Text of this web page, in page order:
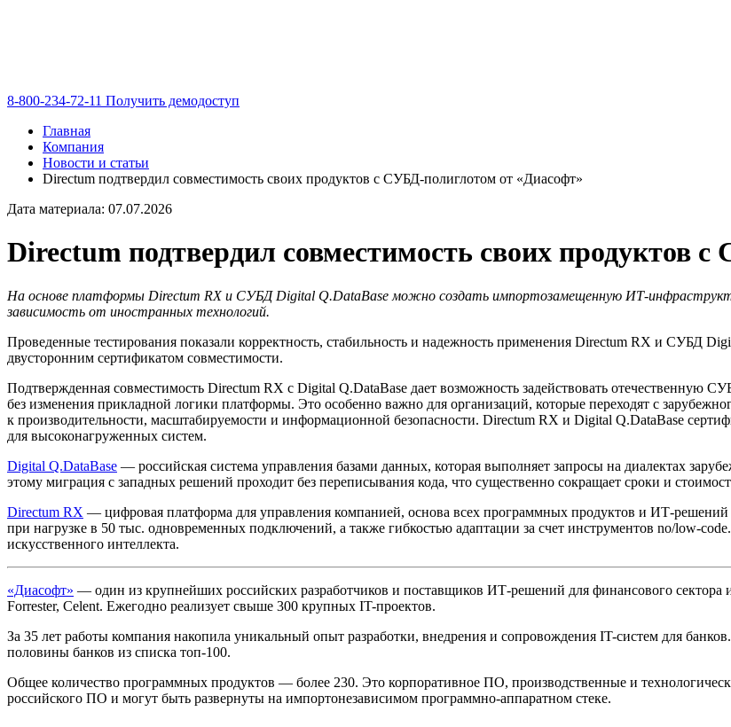
8-800-234-72-11 Получить демодоступ
Главная
Компания
Новости и статьи
Directum подтвердил совместимость своих продуктов с СУБД-полиглотом от «Диасофт»
Дата материала: 07.07.2026
Directum подтвердил совместимость своих продуктов
На основе платформы Directum RX и СУБД Digital Q.DataBase можно создать импортозамещенную ИТ-
зависимость от иностранных технологий.
Проведенные тестирования показали корректность, стабильность и надежность применения Directum RX и СУБД
двусторонним сертификатом совместимости.
Подтвержденная совместимость Directum RX с Digital Q.DataBase дает возможность задействовать
без изменения прикладной логики платформы. Это особенно важно для организаций, которые переходят с
к производительности, масштабируемости и информационной безопасности. Directum RX и Digital Q.DataBase
для высоконагруженных систем.
Digital Q.DataBase — российская система управления базами данных, которая выполняет запросы на диалектах
этому миграция с западных решений проходит без переписывания кода, что существенно сокращает сроки и
Directum RX — цифровая платформа для управления компанией, основа всех программных продуктов и ИТ-
при нагрузке в 50 тыс. одновременных подключений, а также гибкостью адаптации за счет инструментов no/low-
искусственного интеллекта.
«Диасофт» — один из крупнейших российских разработчиков и поставщиков ИТ-решений для финансового
Forrester, Celent. Ежегодно реализует свыше 300 крупных IT-проектов.
За 35 лет работы компания накопила уникальный опыт разработки, внедрения и сопровождения IT-систем для
половины банков из списка топ-100.
Общее количество программных продуктов — более 230. Это корпоративное ПО, производственные и
российского ПО и могут быть развернуты на импортонезависимом программно-аппаратном стеке.